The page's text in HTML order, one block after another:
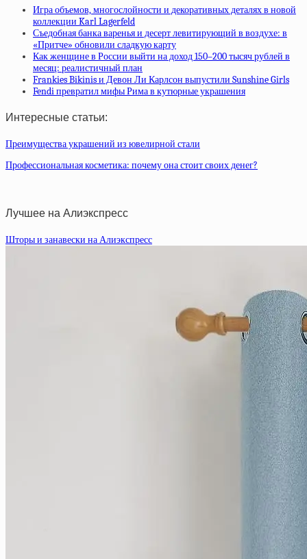
Игра объемов, многослойности и декоративных деталях в новой
коллекции Karl Lagerfeld
Съедобная банка варенья и десерт левитирующий в воздухе: в
«Притче» обновили сладкую карту
Как женщине в России выйти на доход 150–200 тысяч рублей в
месяц: реалистичный план
Frankies Bikinis и Девон Ли Карлсон выпустили Sunshine Girls
Fendi превратил мифы Рима в кутюрные украшения
Интересные статьи:
Преимущества украшений из ювелирной стали
Профессиональная косметика: почему она стоит своих денег?
Лучшее на Алиэкспресс
Шторы и занавески на Алиэкспресс